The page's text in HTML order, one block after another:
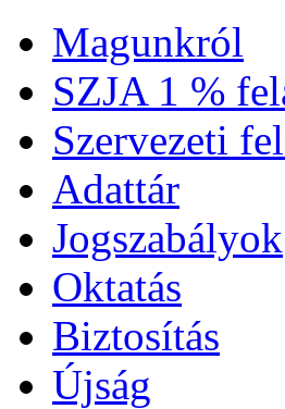
Magunkról
SZJA 1 %
Szervezeti
Adattár
Jogszabályok
Oktatás
Biztosítás
Újság